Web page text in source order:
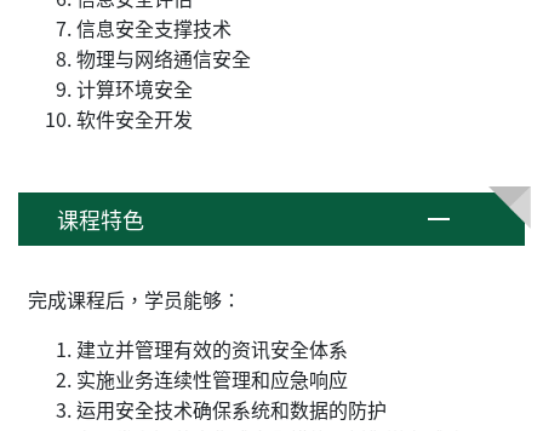
信息安全支撑技术
物理与网络通信安全
计算环境安全
软件安全开发
课程特色
完成课程后，学员能够：
建立并管理有效的资讯安全体系
实施业务连续性管理和应急响应
运用安全技术确保系统和数据的防护